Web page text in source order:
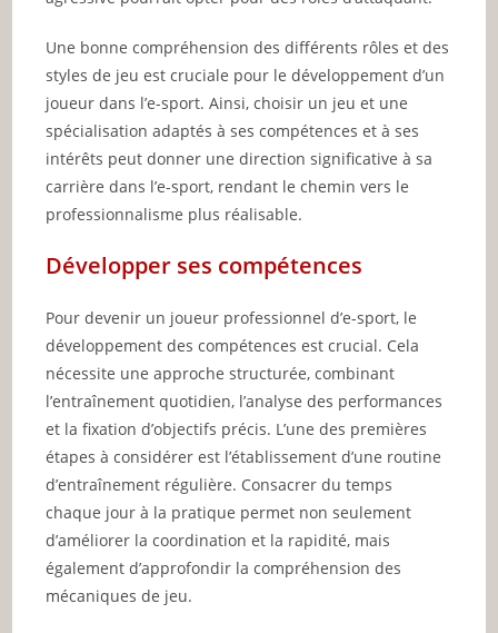
Une bonne compréhension des différents rôles et des
styles de jeu est cruciale pour le développement d’un
joueur dans l’e-sport. Ainsi, choisir un jeu et une
spécialisation adaptés à ses compétences et à ses
intérêts peut donner une direction significative à sa
carrière dans l’e-sport, rendant le chemin vers le
professionnalisme plus réalisable.
Développer ses compétences
Pour devenir un joueur professionnel d’e-sport, le
développement des compétences est crucial. Cela
nécessite une approche structurée, combinant
l’entraînement quotidien, l’analyse des performances
et la fixation d’objectifs précis. L’une des premières
étapes à considérer est l’établissement d’une routine
d’entraînement régulière. Consacrer du temps
chaque jour à la pratique permet non seulement
d’améliorer la coordination et la rapidité, mais
également d’approfondir la compréhension des
mécaniques de jeu.